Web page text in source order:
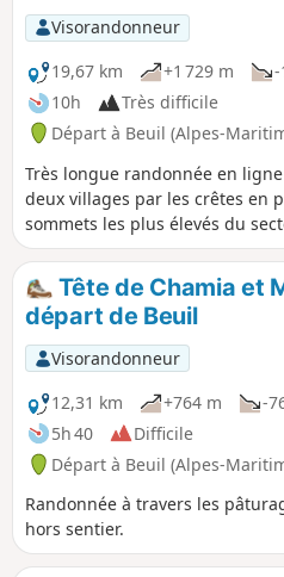
Visorandonneur
19,67 km
+1 729 m
-
10h
Très difficile
Départ à Beuil (Alpes-
Très longue randonnée en
deux villages par les crêtes en
sommets les plus élevés du
Mounier par sa face Sud
évoluer dans des pierriers très
négligeable du parcours se situe hors
dans le Parc National du
réglementation à respecter
s'élever jusqu'à 1500 €, voir les
Tête de Chamia et
départ de Beuil
Visorandonneur
12,31 km
+764 m
-
5h 40
Difficile
Départ à Beuil (Alpes-
Randonnée à travers les
hors sentier.